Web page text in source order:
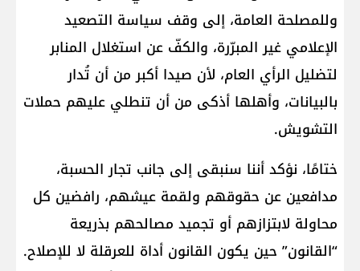
وللمصلحة العامة، إلى وقف سياسة التصعيد
الإعلامي غير المبرّرة، والكفّ عن استغلال المنابر
لتضليل الرأي العام، لأن صيدا أكبر من أن تُدار
بالبيانات، وأهلها أذكى من أن تنطلي عليهم حملات
التشويش.
ختامًا، نؤكد أننا سنبقى إلى جانب تجار الحسبة،
مدافعين عن حقوقهم ولقمة عيشهم، رافضين كل
محاولة لابتزازهم أو تجميد مصالحهم بذريعة
“القانون” حين يكون القانون أداة للعرقلة لا للإصلاح.